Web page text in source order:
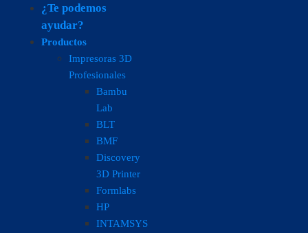
¿Te podemos
ayudar?
Productos
Impresoras 3D
Profesionales
Bambu
Lab
BLT
BMF
Discovery
3D Printer
Formlabs
HP
INTAMSYS